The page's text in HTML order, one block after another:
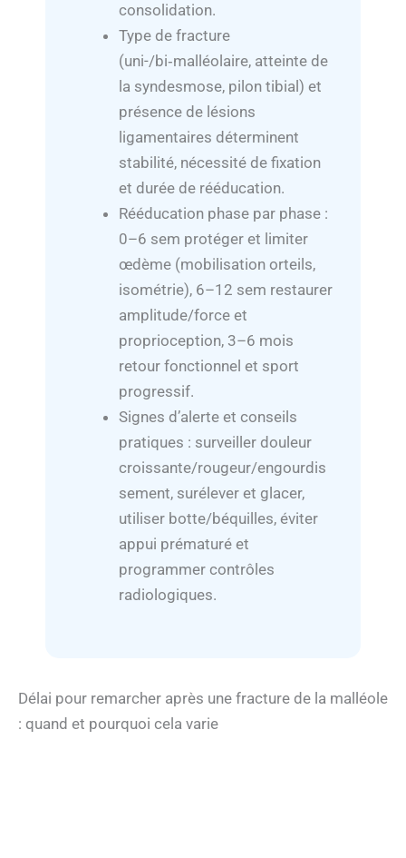
consolidation.
Type de fracture
(uni-/bi‑malléolaire, atteinte de
la syndesmose, pilon tibial) et
présence de lésions
ligamentaires déterminent
stabilité, nécessité de fixation
et durée de rééducation.
Rééducation phase par phase :
0–6 sem protéger et limiter
œdème (mobilisation orteils,
isométrie), 6–12 sem restaurer
amplitude/force et
proprioception, 3–6 mois
retour fonctionnel et sport
progressif.
Signes d’alerte et conseils
pratiques : surveiller douleur
croissante/rougeur/engourdis
sement, surélever et glacer,
utiliser botte/béquilles, éviter
appui prématuré et
programmer contrôles
radiologiques.
Délai pour remarcher après une fracture de la malléole
: quand et pourquoi cela varie